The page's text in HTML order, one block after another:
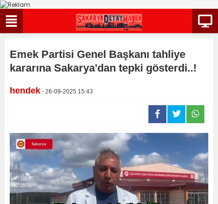
Emek Partisi Genel Başkanı tahliye
kararına Sakarya'dan tepki gösterdi..!
hendek - 26-09-2025 15:43